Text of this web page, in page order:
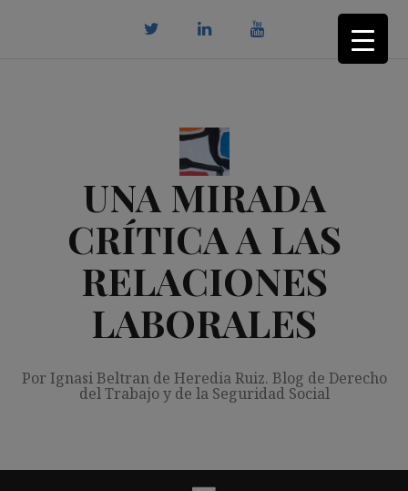
UNA MIRADA
CRÍTICA A LAS
RELACIONES
LABORALES
Por Ignasi Beltran de Heredia Ruiz. Blog de Derecho
del Trabajo y de la Seguridad Social